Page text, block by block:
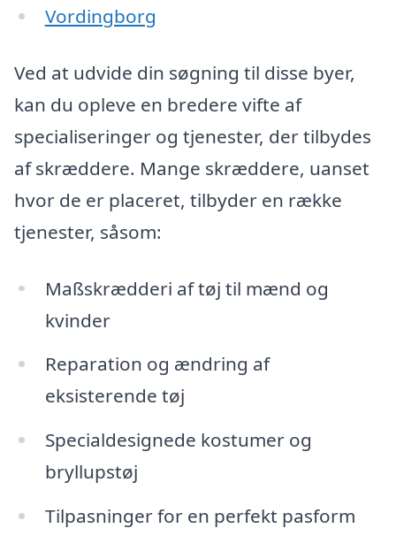
Vordingborg
Ved at udvide din søgning til disse byer,
kan du opleve en bredere vifte af
specialiseringer og tjenester, der tilbydes
af skræddere. Mange skræddere, uanset
hvor de er placeret, tilbyder en række
tjenester, såsom:
Maßskrædderi af tøj til mænd og
kvinder
Reparation og ændring af
eksisterende tøj
Specialdesignede kostumer og
bryllupstøj
Tilpasninger for en perfekt pasform